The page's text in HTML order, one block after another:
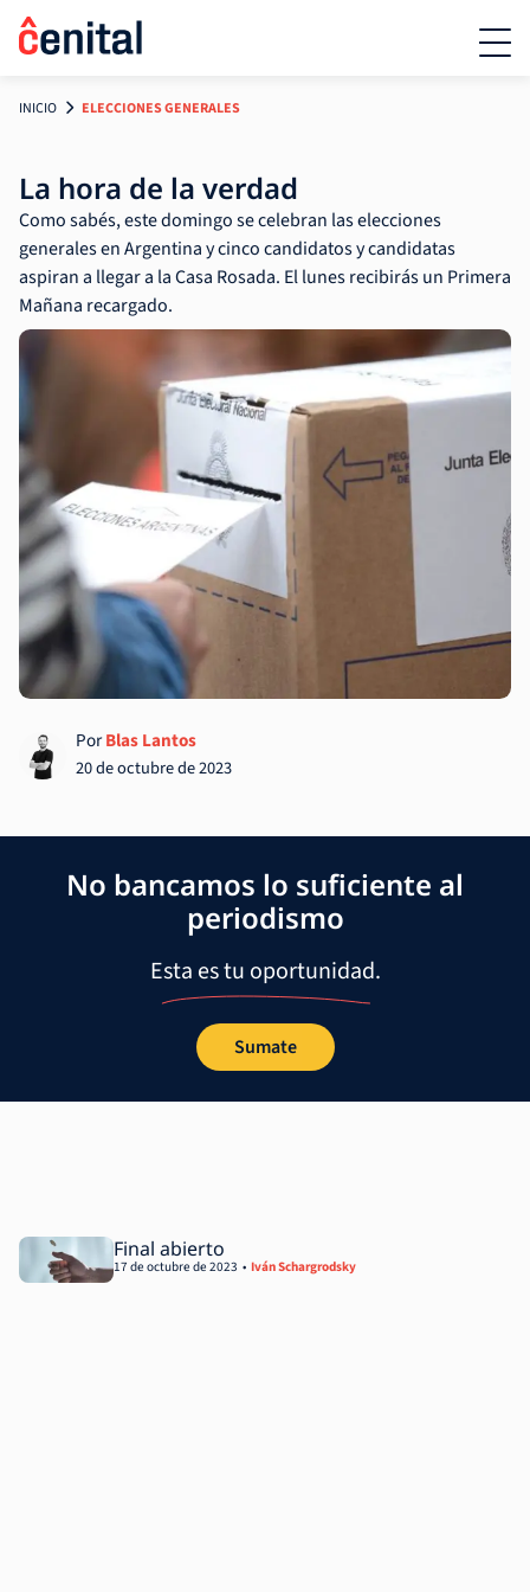
INICIO ELECCIONES GENERALES
La hora de la verdad
Como sabés, este domingo se celebran las elecciones
generales en Argentina y cinco candidatos y candidatas
aspiran a llegar a la Casa Rosada. El lunes recibirás un Primera
Mañana recargado.
PorBlas Lantos
20 de octubre de 2023
No bancamos lo suficiente al
periodismo
Esta es tu oportunidad.
Sumate
Final abierto
Iván Schargrodsky
17 de octubre de 2023